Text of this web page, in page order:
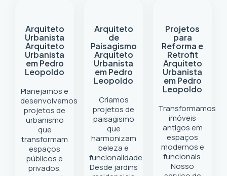
Arquiteto
Urbanista
Arquiteto
Urbanista
em Pedro
Leopoldo
Planejamos e
desenvolvemos
projetos de
urbanismo
que
transformam
espaços
públicos e
privados,
Arquiteto
de
Paisagismo
Arquiteto
Urbanista
em Pedro
Leopoldo
Criamos
projetos de
paisagismo
que
harmonizam
beleza e
funcionalidade.
Desde jardins
Projetos
para
Reforma e
Retrofit
Arquiteto
Urbanista
em Pedro
Leopoldo
Transformamos
imóveis
antigos em
espaços
modernos e
funcionais.
Nosso